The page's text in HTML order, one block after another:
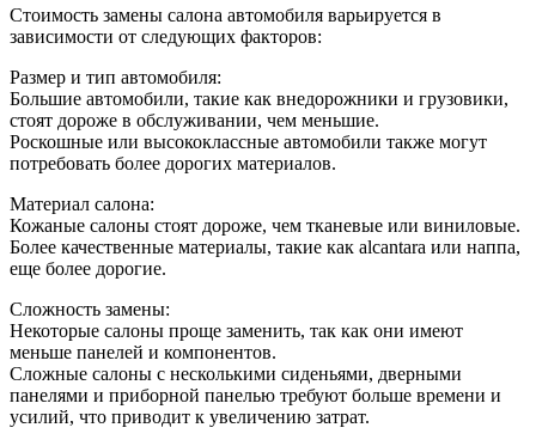
Стоимость замены салона автомобиля варьируется в
зависимости от следующих факторов:
Размер и тип автомобиля:
Большие автомобили, такие как внедорожники и грузовики,
стоят дороже в обслуживании, чем меньшие.
Роскошные или высококлассные автомобили также могут
потребовать более дорогих материалов.
Материал салона:
Кожаные салоны стоят дороже, чем тканевые или виниловые.
Более качественные материалы, такие как alcantara или наппа,
еще более дорогие.
Сложность замены:
Некоторые салоны проще заменить, так как они имеют
меньше панелей и компонентов.
Сложные салоны с несколькими сиденьями, дверными
панелями и приборной панелью требуют больше времени и
усилий, что приводит к увеличению затрат.